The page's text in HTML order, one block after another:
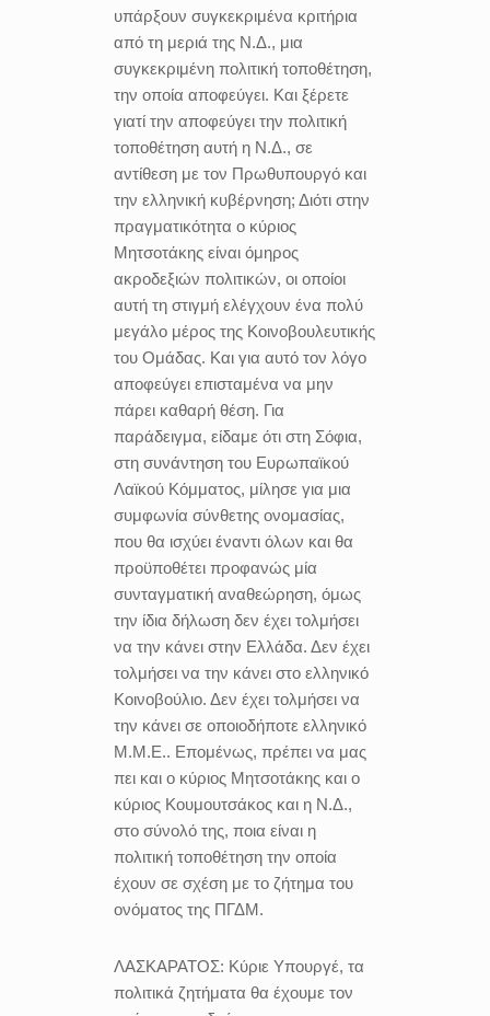
υπάρξουν συγκεκριμένα κριτήρια
από τη μεριά της Ν.Δ., μια
συγκεκριμένη πολιτική τοποθέτηση,
την οποία αποφεύγει. Και ξέρετε
γιατί την αποφεύγει την πολιτική
τοποθέτηση αυτή η Ν.Δ., σε
αντίθεση με τον Πρωθυπουργό και
την ελληνική κυβέρνηση; Διότι στην
πραγματικότητα ο κύριος
Μητσοτάκης είναι όμηρος
ακροδεξιών πολιτικών, οι οποίοι
αυτή τη στιγμή ελέγχουν ένα πολύ
μεγάλο μέρος της Κοινοβουλευτικής
του Ομάδας. Και για αυτό τον λόγο
αποφεύγει επισταμένα να μην
πάρει καθαρή θέση. Για
παράδειγμα, είδαμε ότι στη Σόφια,
στη συνάντηση του Ευρωπαϊκού
Λαϊκού Κόμματος, μίλησε για μια
συμφωνία σύνθετης ονομασίας,
που θα ισχύει έναντι όλων και θα
προϋποθέτει προφανώς μία
συνταγματική αναθεώρηση, όμως
την ίδια δήλωση δεν έχει τολμήσει
να την κάνει στην Ελλάδα. Δεν έχει
τολμήσει να την κάνει στο ελληνικό
Κοινοβούλιο. Δεν έχει τολμήσει να
την κάνει σε οποιοδήποτε ελληνικό
Μ.Μ.Ε.. Επομένως, πρέπει να μας
πει και ο κύριος Μητσοτάκης και ο
κύριος Κουμουτσάκος και η Ν.Δ.,
στο σύνολό της, ποια είναι η
πολιτική τοποθέτηση την οποία
έχουν σε σχέση με το ζήτημα του
ονόματος της ΠΓΔΜ.
ΛΑΣΚΑΡΑΤΟΣ: Κύριε Υπουργέ, τα
πολιτικά ζητήματα θα έχουμε τον